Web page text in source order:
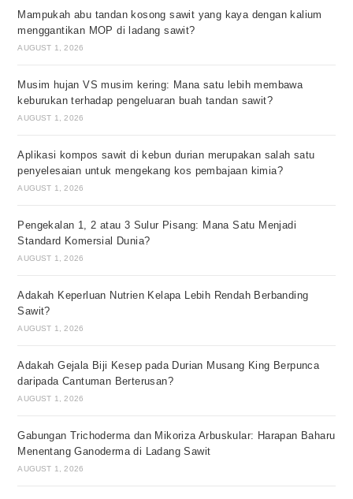
Mampukah abu tandan kosong sawit yang kaya dengan kalium
menggantikan MOP di ladang sawit?
AUGUST 1, 2026
Musim hujan VS musim kering: Mana satu lebih membawa
keburukan terhadap pengeluaran buah tandan sawit?
AUGUST 1, 2026
Aplikasi kompos sawit di kebun durian merupakan salah satu
penyelesaian untuk mengekang kos pembajaan kimia?
AUGUST 1, 2026
Pengekalan 1, 2 atau 3 Sulur Pisang: Mana Satu Menjadi
Standard Komersial Dunia?
AUGUST 1, 2026
Adakah Keperluan Nutrien Kelapa Lebih Rendah Berbanding
Sawit?
AUGUST 1, 2026
Adakah Gejala Biji Kesep pada Durian Musang King Berpunca
daripada Cantuman Berterusan?
AUGUST 1, 2026
Gabungan Trichoderma dan Mikoriza Arbuskular: Harapan Baharu
Menentang Ganoderma di Ladang Sawit
AUGUST 1, 2026